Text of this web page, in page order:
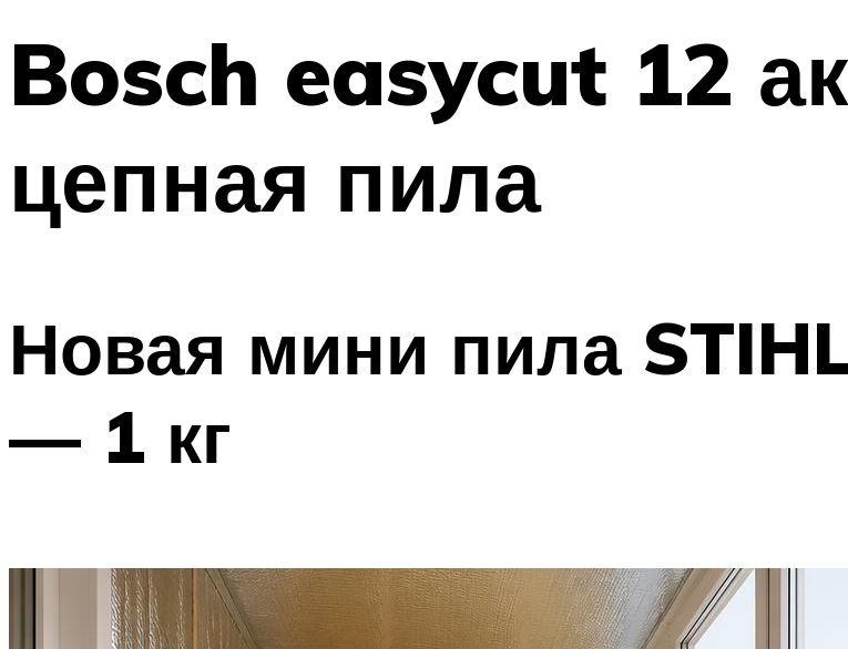
Bosch easycut 12
цепная пила
Новая мини пила
— 1 кг